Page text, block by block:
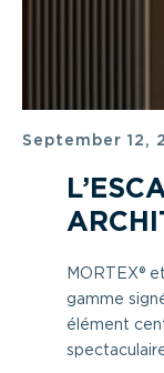
September 12,
MORTEX®
gamme
élément